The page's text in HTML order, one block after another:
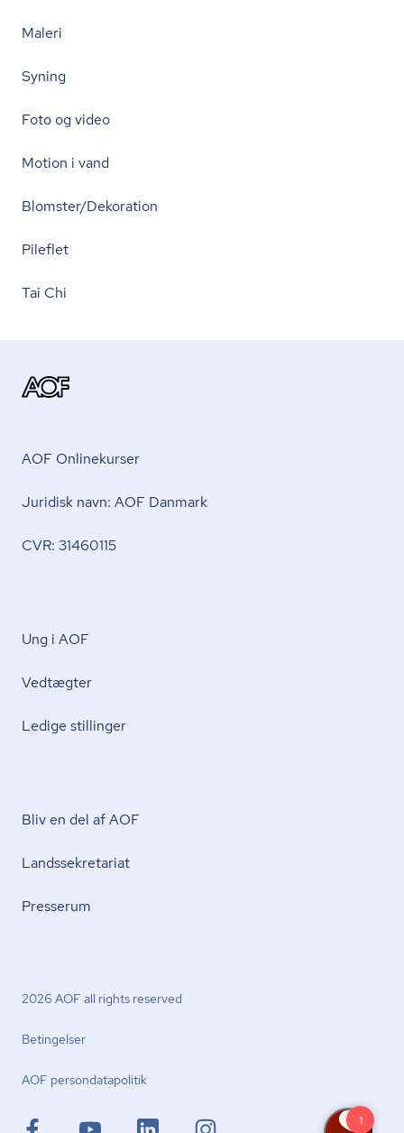
Maleri
Syning
Foto og video
Motion i vand
Blomster/Dekoration
Pileflet
Tai Chi
AOF Onlinekurser
Juridisk navn: AOF Danmark
CVR: 31460115
Ung i AOF
Vedtægter
Ledige stillinger
Bliv en del af AOF
Lands­se­kre­ta­ri­at
Presserum
2026 AOF all rights reserved
Betingelser
AOF per­son­da­ta­po­li­tik